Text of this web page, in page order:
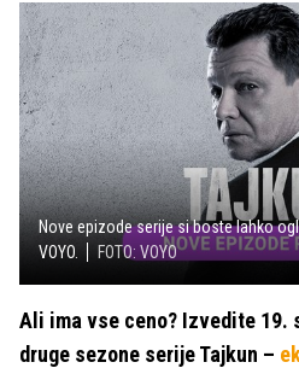
Nove epizode serije si boste lahko
VOYO.
FOTO: VOYO
Ali ima vse ceno? Izvedite 19.
druge sezone serije Tajkun –